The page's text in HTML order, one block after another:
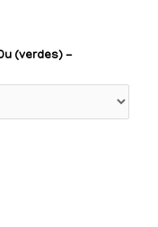
(verdes) -